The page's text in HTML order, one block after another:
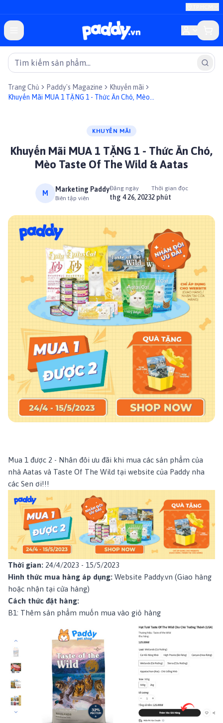
Trang Chủ Paddy's Magazine
Khuyến mãi
Khuyến Mãi MUA 1 TẶNG 1 - Thức Ăn Chó, Mèo
KHUYẾN MÃI
Khuyến Mãi MUA 1 TẶNG 1 - Thức Ăn Chó,
Mèo Taste Of The Wild & Aatas
M Marketing Paddy
Biên tập viên
Đăng ngày
thg 4 26, 2023
Thời gian đọc
2 phút
Mua 1 được 2 - Nhân đôi ưu đãi khi mua các sản phẩm của
nhà Aatas và Taste Of The Wild tại website của Paddy nha
các Sen ơi!!!
Thời gian: 24/4/2023 - 15/5/2023
Hình thức mua hàng áp dụng: Website Paddy.vn (Giao hàng
hoặc nhận tại cửa hàng)
Cách thức đặt hàng:
B1: Thêm sản phẩm muốn mua vào giỏ hàng